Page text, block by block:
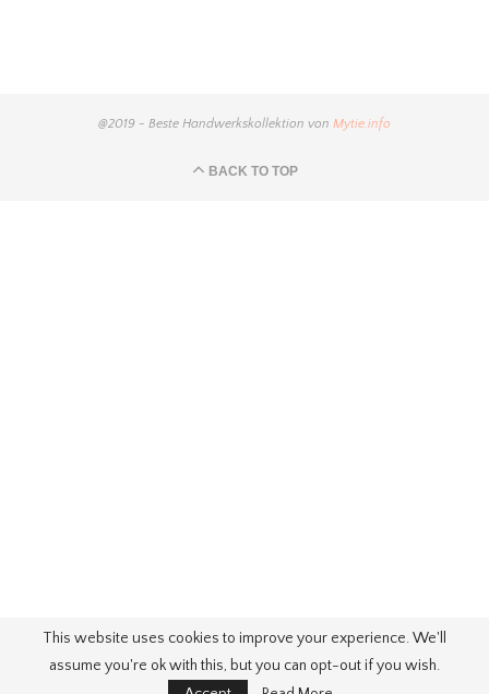
@2019 - Beste Handwerkskollektion von Mytie.info
BACK TO TOP
This website uses cookies to improve your experience. We'll
assume you're ok with this, but you can opt-out if you wish.